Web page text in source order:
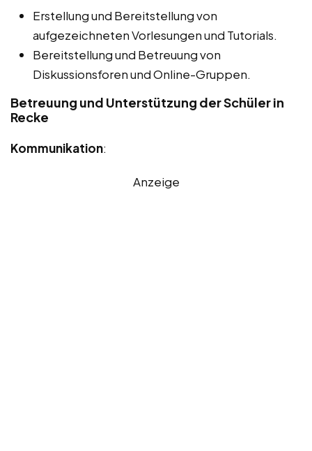
Erstellung und Bereitstellung von
aufgezeichneten Vorlesungen und Tutorials.
Bereitstellung und Betreuung von
Diskussionsforen und Online-Gruppen.
Betreuung und Unterstützung der Schüler in
Recke
Kommunikation:
Anzeige